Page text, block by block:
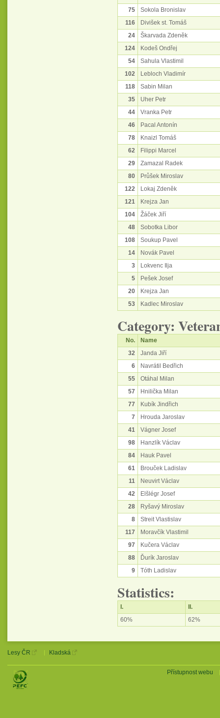
75
Sokola Bronislav
116
Divišek st. Tomáš
24
Škarvada Zdeněk
124
Kodeš Ondřej
54
Sahula Vlastimil
102
Lebloch Vladimír
118
Sabin Milan
35
Uher Petr
44
Vranka Petr
46
Pacal Antonín
78
Knaizl Tomáš
62
Filippi Marcel
29
Zamazal Radek
80
Průšek Miroslav
122
Lokaj Zdeněk
121
Krejza Jan
104
Žáček Jiří
48
Sobotka Libor
108
Soukup Pavel
14
Novák Pavel
3
Lokvenc Ilja
5
Pešek Josef
20
Krejza Jan
53
Kadlec Miroslav
Category:
No.
Name
32
Janda Jiří
6
Navrátil Bedřich
55
Otáhal Milan
57
Hnilička Milan
77
Kubík Jindřich
7
Hrouda Jaroslav
41
Vágner Josef
98
Hanzlík Václav
84
Hauk Pavel
61
Brouček Ladislav
11
Neuvirt Václav
42
Elšlégr Josef
28
Ryšavý Miroslav
8
Streit Vlastislav
117
Moravčík Vlastimil
97
Kučera Václav
88
Ďurík Jaroslav
9
Tóth Ladislav
Statistics:
I.
II.
60%
62%
Lesy ČR Kladská
Přístupnost webu